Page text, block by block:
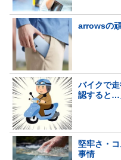
arrowsの
バイクで
認すると…
堅牢さ・
事情